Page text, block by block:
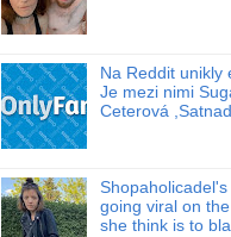
Na Reddit unikly
Je mezi nimi
Ceterová
going viral on
she think is to